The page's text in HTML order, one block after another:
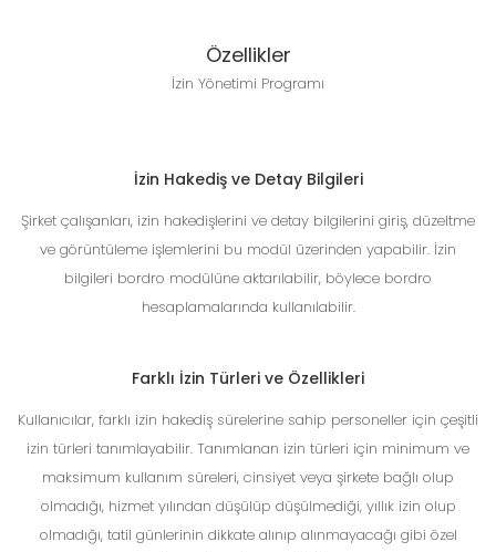
Özellikler
İzin Yönetimi Programı
İzin Hakediş ve Detay Bilgileri
Şirket çalışanları, izin hakedişlerini ve detay bilgilerini giriş, düzeltme
ve görüntüleme işlemlerini bu modül üzerinden yapabilir. İzin
bilgileri bordro modülüne aktarılabilir, böylece bordro
hesaplamalarında kullanılabilir.
Farklı İzin Türleri ve Özellikleri
Kullanıcılar, farklı izin hakediş sürelerine sahip personeller için çeşitli
izin türleri tanımlayabilir. Tanımlanan izin türleri için minimum ve
maksimum kullanım süreleri, cinsiyet veya şirkete bağlı olup
olmadığı, hizmet yılından düşülüp düşülmediği, yıllık izin olup
olmadığı, tatil günlerinin dikkate alınıp alınmayacağı gibi özel